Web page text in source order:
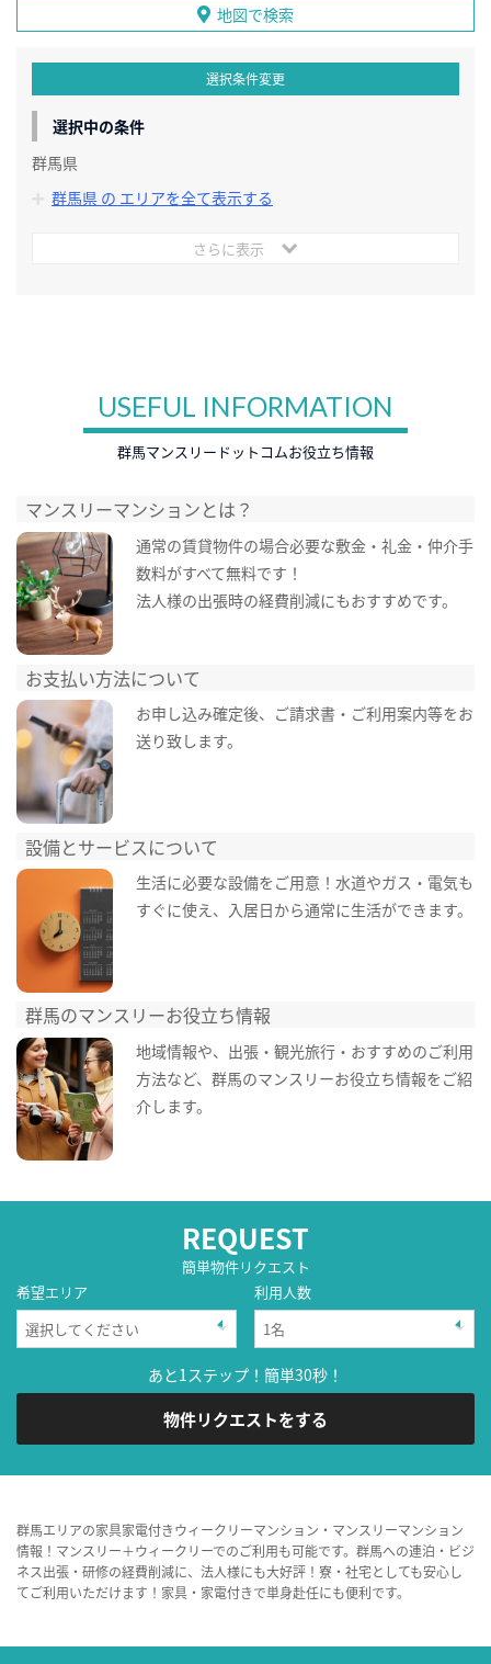
地図で検索
選択条件変更
選択中の条件
群馬県
群馬県 の エリアを全て表示する
さらに表示
USEFUL INFORMATION
群馬マンスリードットコムお役立ち情報
マンスリーマンションとは？
通常の賃貸物件の場合必要な敷金・礼金・仲介手
数料がすべて無料です！
法人様の出張時の経費削減にもおすすめです。
お支払い方法について
お申し込み確定後、ご請求書・ご利用案内等をお
送り致します。
設備とサービスについて
生活に必要な設備をご用意！水道やガス・電気も
すぐに使え、入居日から通常に生活ができます。
群馬のマンスリーお役立ち情報
地域情報や、出張・観光旅行・おすすめのご利用
方法など、群馬のマンスリーお役立ち情報をご紹
介します。
REQUEST
簡単物件リクエスト
希望エリア
利用人数
あと1ステップ！簡単30秒！
物件リクエストをする
群馬エリアの家具家電付きウィークリーマンション・マンスリーマンション
情報！マンスリー＋ウィークリーでのご利用も可能です。群馬への連泊・ビジ
ネス出張・研修の経費削減に、法人様にも大好評！寮・社宅としても安心し
てご利用いただけます！家具・家電付きで単身赴任にも便利です。